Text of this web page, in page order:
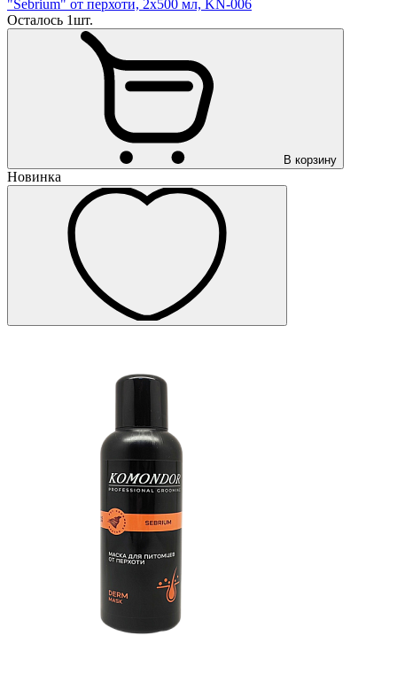
"Sebrium" от перхоти, 2х500 мл, KN-006
Осталось 1шт.
В корзину
Новинка